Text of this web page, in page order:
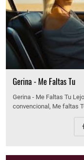
Gerina - Me Faltas Tu
Gerina - Me Faltas Tu
convencional, Me faltas